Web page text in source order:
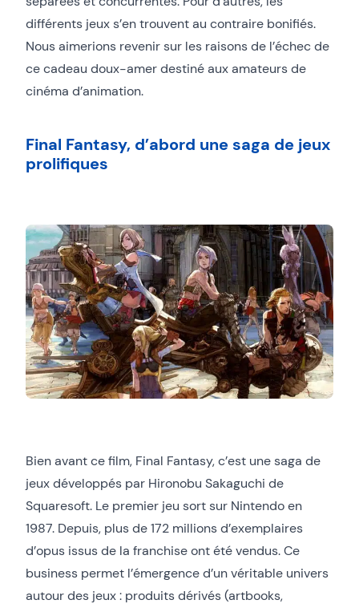
différents jeux s’en trouvent au contraire bonifiés.
Nous aimerions revenir sur les raisons de l’échec de
ce cadeau doux-amer destiné aux amateurs de
cinéma d’animation.
Final Fantasy, d’abord une saga de jeux
prolifiques
Bien avant ce film, Final Fantasy, c’est une saga de
jeux développés par Hironobu Sakaguchi de
Squaresoft. Le premier jeu sort sur Nintendo en
1987. Depuis, plus de 172 millions d’exemplaires
d’opus issus de la franchise ont été vendus. Ce
business permet l’émergence d’un véritable univers
autour des jeux : produits dérivés (artbooks,